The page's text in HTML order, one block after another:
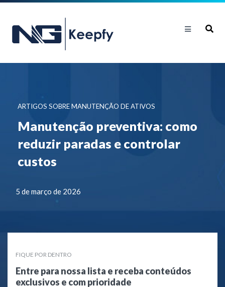
ARTIGOS SOBRE MANUTENÇÃO DE ATIVOS
Manutenção preventiva: como
reduzir paradas e controlar
custos
5 de março de 2026
FIQUE POR DENTRO
Entre para nossa lista e receba conteúdos
exclusivos e com prioridade